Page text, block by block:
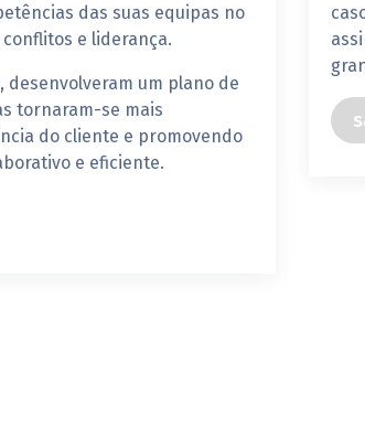
das suas equipas no
e liderança.
desenvolveram um plano de
tornaram-se mais
do cliente e promovendo
e eficiente.